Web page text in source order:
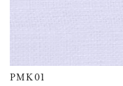
PMK01